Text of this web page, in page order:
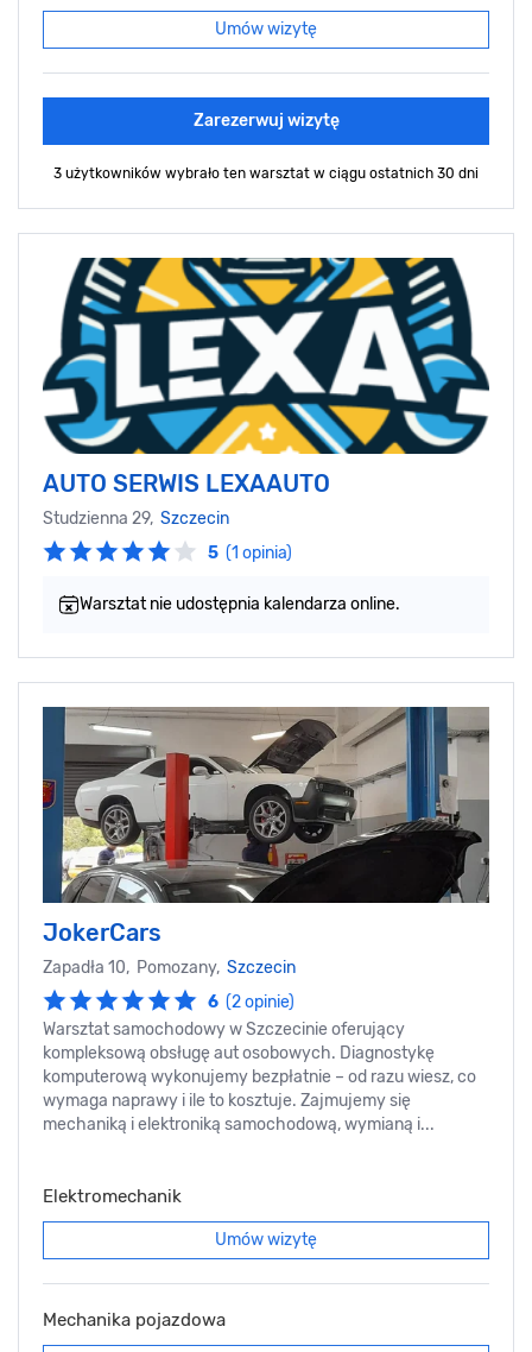
Umów wizytę
Zarezerwuj wizytę
3 użytkowników wybrało ten warsztat w ciągu ostatnich 30 dni
AUTO SERWIS LEXAAUTO
Studzienna 29, Szczecin
5 (1 opinia)
Warsztat nie udostępnia kalendarza online.
JokerCars
Zapadła 10, Pomozany, Szczecin
6 (2 opinie)
Warsztat samochodowy w Szczecinie oferujący
kompleksową obsługę aut osobowych. Diagnostykę
komputerową wykonujemy bezpłatnie – od razu wiesz, co
wymaga naprawy i ile to kosztuje. Zajmujemy się
mechaniką i elektroniką samochodową, wymianą i...
Elektromechanik
Umów wizytę
Mechanika pojazdowa